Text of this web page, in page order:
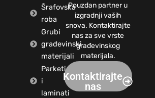
Šrafovska
roba
Grubi
građevinski
materijali
Parketi
i
laminati
Pouzdan partner u
izgradnji vaših
snova. Kontaktirajte
nas za sve vrste
građevinskog
materijala.
Kontaktirajte
nas